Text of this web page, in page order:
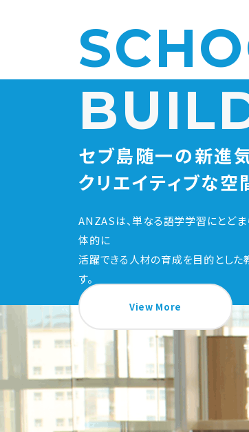
セブ島随一の新進
クリエイティブな空
ANZASは、単なる語学学習にとど
体的に
活躍できる人材の育成を⽬的とした
す。
View More